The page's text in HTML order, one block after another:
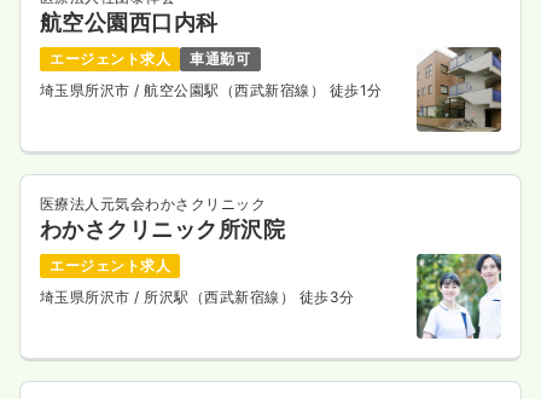
航空公園西口内科
エージェント求人
車通勤可
埼玉県所沢市/ 航空公園駅（西武新宿線） 徒歩1分
医療法人元気会わかさクリニック
わかさクリニック所沢院
エージェント求人
埼玉県所沢市/ 所沢駅（西武新宿線） 徒歩3分